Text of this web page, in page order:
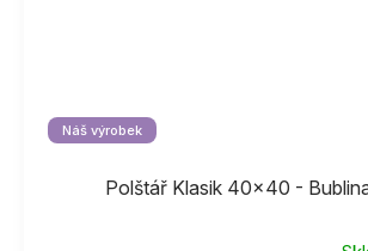
Náš výrobek
Polštář Klasik 40x40 -